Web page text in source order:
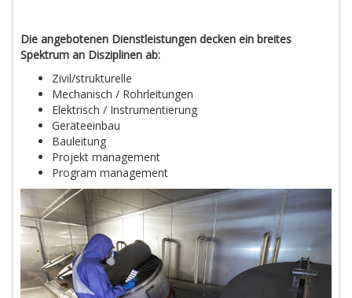
Die angebotenen Dienstleistungen decken ein breites
Spektrum an Disziplinen ab:
Zivil/strukturelle
Mechanisch / Rohrleitungen
Elektrisch / Instrumentierung
Geräteeinbau
Bauleitung
Projekt management
Program management